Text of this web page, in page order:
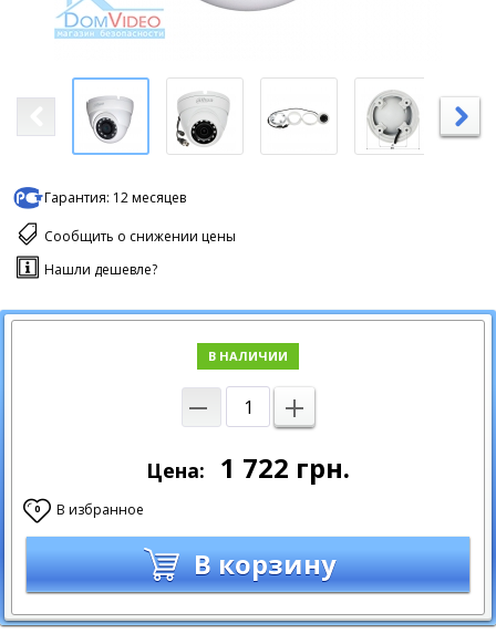
Гарантия: 12 месяцев
Сообщить о снижении цены
Нашли дешевле?
В НАЛИЧИИ
Цена: 1 722 грн.
0 В избранное
В корзину